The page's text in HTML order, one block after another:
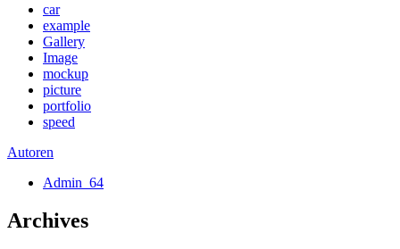
car
example
Gallery
Image
mockup
picture
portfolio
speed
Autoren
Admin_64
Archives